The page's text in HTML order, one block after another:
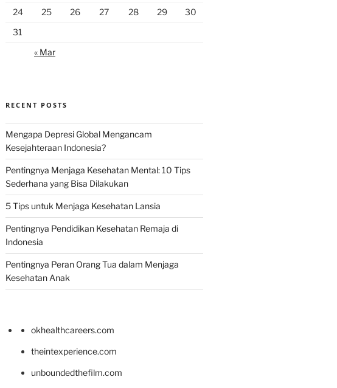
24
25 26 27 28 29
30
31
« Mar
RECENT POSTS
Mengapa Depresi Global Mengancam
Kesejahteraan Indonesia?
Pentingnya Menjaga Kesehatan Mental: 10 Tips
Sederhana yang Bisa Dilakukan
5 Tips untuk Menjaga Kesehatan Lansia
Pentingnya Pendidikan Kesehatan Remaja di
Indonesia
Pentingnya Peran Orang Tua dalam Menjaga
Kesehatan Anak
okhealthcareers.com
theintexperience.com
unboundedthefilm.com